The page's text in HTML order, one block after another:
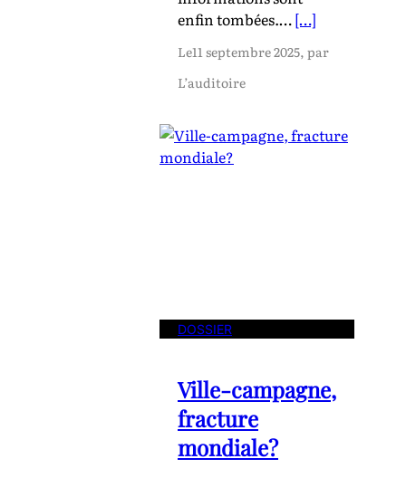
enfin tombées.…[…]
Le11 septembre 2025, par
L’auditoire
DOSSIER
Ville-campagne,
fracture
mondiale?